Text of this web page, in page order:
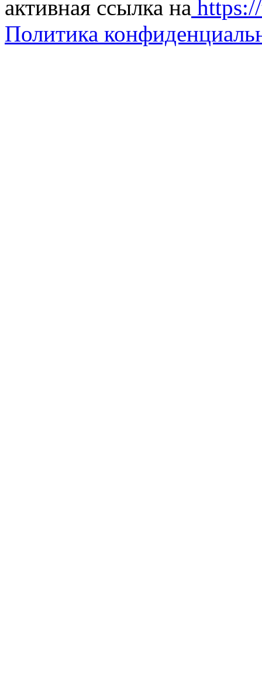
активная ссылка на
Политика